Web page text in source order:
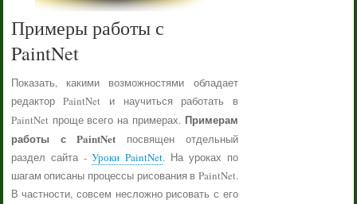
Примеры работы с
PaintNet
Показать, какими возможностями обладает
редактор PaintNet и научиться работать в
PaintNet проще всего на примерах. Примерам
работы с PaintNet посвящен отдельный
раздел сайта -Уроки PaintNet. На уроках по
шагам описаны процессы рисования в PaintNet.
В частности, совсем несложно рисовать с его